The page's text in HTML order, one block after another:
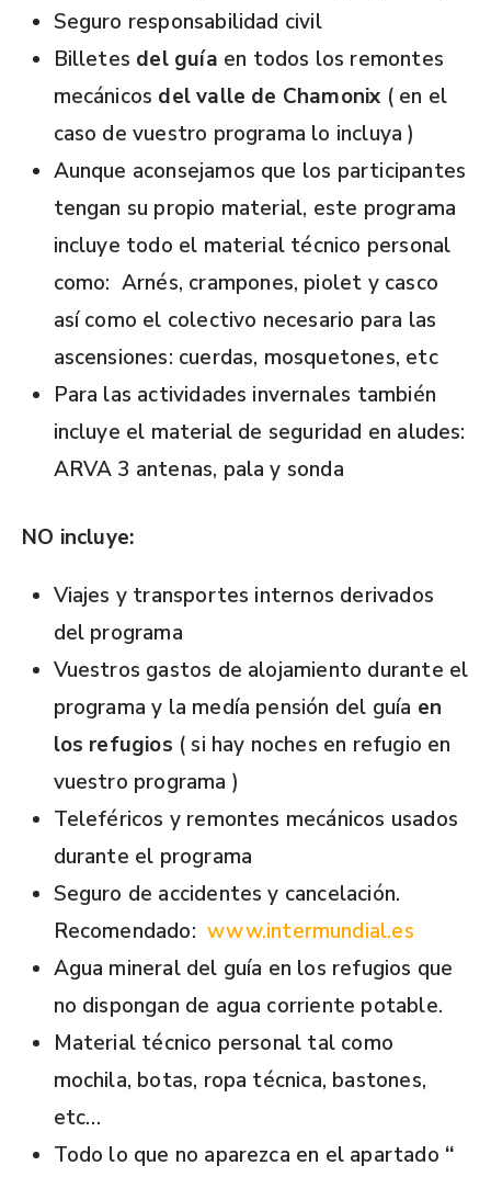
Seguro responsabilidad civil
Billetes del guía en todos los remontes
mecánicos del valle de Chamonix ( en el
caso de vuestro programa lo incluya )
Aunque aconsejamos que los participantes
tengan su propio material, este programa
incluye todo el material técnico personal
como: Arnés, crampones, piolet y casco
así como el colectivo necesario para las
ascensiones: cuerdas, mosquetones, etc
Para las actividades invernales también
incluye el material de seguridad en aludes:
ARVA 3 antenas, pala y sonda
NO incluye:
Viajes y transportes internos derivados
del programa
Vuestros gastos de alojamiento durante el
programa y la medía pensión del guía en
los refugios ( si hay noches en refugio en
vuestro programa )
Teleféricos y remontes mecánicos usados
durante el programa
Seguro de accidentes y cancelación.
Recomendado: www.intermundial.es
Agua mineral del guía en los refugios que
no dispongan de agua corriente potable.
Material técnico personal tal como
mochila, botas, ropa técnica, bastones,
etc…
Todo lo que no aparezca en el apartado “